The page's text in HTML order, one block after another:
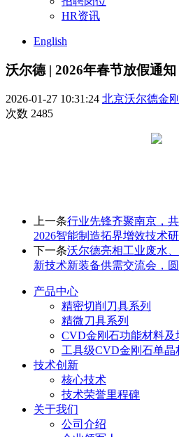
HR资讯
English
沃尔德 | 2026年春节放假通知
2026-01-27 10:31:24 北京沃尔德金
次数 2485
上一条行业先锋齐聚南京，
2026智能制造拓界增效技术
下一条沃尔德亮相工业废水
新技术新装备供需交流会，
产品中心
精密切削刀具系列
精微刀具系列
CVD金刚石功能材料及
工具级CVD金刚石单晶
技术创新
核心技术
技术荣誉里程碑
关于我们
公司介绍